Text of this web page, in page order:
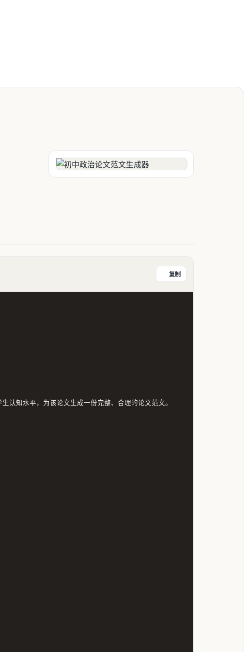
复制
认知水平，为该论文生成一份完整、合理的论文范文。